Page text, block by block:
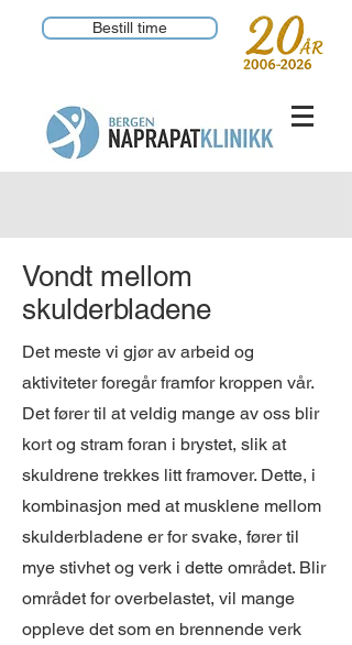
Bestill time
Vondt mellom
skulderbladene
Det meste vi gjør av arbeid og
aktiviteter foregår framfor kroppen vår.
Det fører til at veldig mange av oss blir
kort og stram foran i brystet, slik at
skuldrene trekkes litt framover. Dette, i
kombinasjon med at musklene mellom
skulderbladene er for svake, fører til
mye stivhet og verk i dette området. Blir
området for overbelastet, vil mange
oppleve det som en brennende verk